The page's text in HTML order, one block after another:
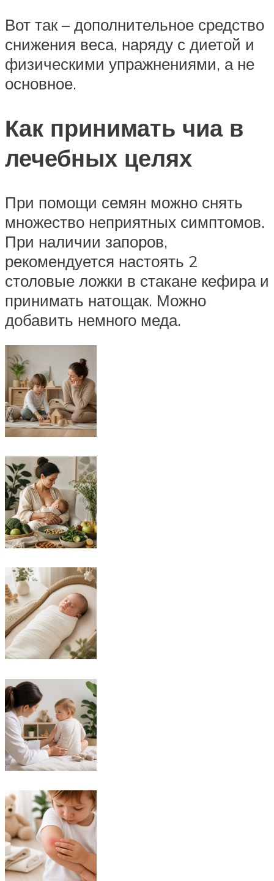
Вот так – дополнительное средство
снижения веса, наряду с диетой и
физическими упражнениями, а не
основное.
Как принимать чиа в
лечебных целях
При помощи семян можно снять
множество неприятных симптомов.
При наличии запоров,
рекомендуется настоять 2
столовые ложки в стакане кефира и
принимать натощак. Можно
добавить немного меда.